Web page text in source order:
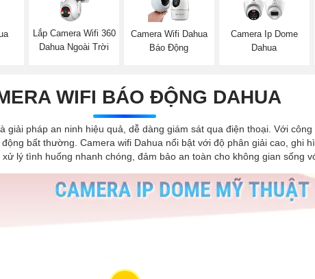
Lắp Camera Wifi 360
Dahua Ngoài Trời
Camera Wifi Dahua
Báo Động
Camera Ip Dome
Dahua
WIFI BÁO ĐỘNG DAHUA
pháp an ninh hiệu quả, dễ dàng giám sát qua điện thoại. Với
bất thường. Camera wifi Dahua nổi bật với độ phân giải cao, ghi
lý tình huống nhanh chóng, đảm bảo an toàn cho không gian sống